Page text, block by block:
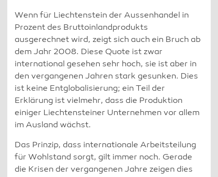
Wenn für Liechtenstein der Aussenhandel in
Prozent des Bruttoinlandprodukts
ausgerechnet wird, zeigt sich auch ein Bruch ab
dem Jahr 2008. Diese Quote ist zwar
international gesehen sehr hoch, sie ist aber in
den vergangenen Jahren stark gesunken. Dies
ist keine Entglobalisierung; ein Teil der
Erklärung ist vielmehr, dass die Produktion
einiger Liechtensteiner Unternehmen vor allem
im Ausland wächst.
Das Prinzip, dass internationale Arbeitsteilung
für Wohlstand sorgt, gilt immer noch. Gerade
die Krisen der vergangenen Jahre zeigen dies